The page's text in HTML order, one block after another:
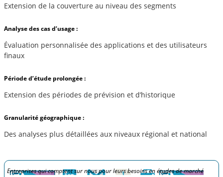
Extension de la couverture au niveau des segments
Analyse des cas d’usage :
Évaluation personnalisée des applications et des utilisateurs
finaux
Période d’étude prolongée :
Extension des périodes de prévision et d’historique
Granularité géographique :
Des analyses plus détaillées aux niveaux régional et national
Entreprises qui comptent sur nous pour leurs besoins en études de marché